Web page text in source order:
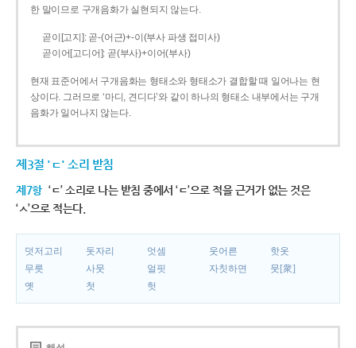
한 말이므로 구개음화가 실현되지 않는다.
곧이[고지]: 곧-­(어근)+­-이(부사 파생 접미사)
곧이어[고디어]: 곧(부사)+이어(부사)
현재 표준어에서 구개음화는 형태소와 형태소가 결합할 때 일어나는 현
상이다. 그러므로 ‘마디, 견디다’와 같이 하나의 형태소 내부에서는 구개
음화가 일어나지 않는다.
제3절 'ㄷ' 소리 받침
제7항 ‘ㄷ’ 소리로 나는 받침 중에서 ‘ㄷ’으로 적을 근거가 없는 것은
‘ㅅ’으로 적는다.
덧저고리 돗자리 엇셈 웃어른
핫옷
무릇
사뭇 얼핏 자칫하면
뭇[衆]
옛
첫 헛